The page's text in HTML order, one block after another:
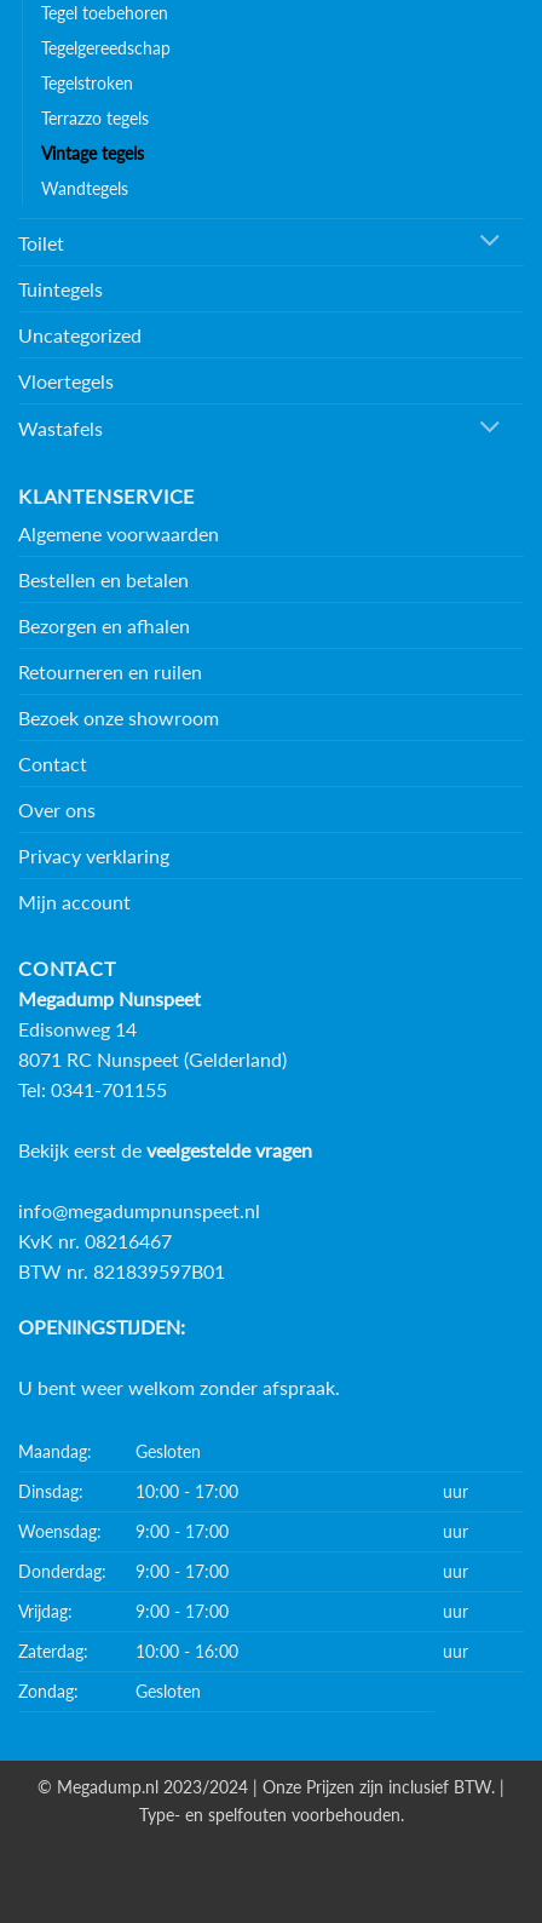
Tegel toebehoren
Tegelgereedschap
Tegelstroken
Terrazzo tegels
Vintage tegels
Wandtegels
Toilet
Tuintegels
Uncategorized
Vloertegels
Wastafels
KLANTENSERVICE
Algemene voorwaarden
Bestellen en betalen
Bezorgen en afhalen
Retourneren en ruilen
Bezoek onze showroom
Contact
Over ons
Privacy verklaring
Mijn account
CONTACT
Megadump Nunspeet
Edisonweg 14
8071 RC Nunspeet (Gelderland)
Tel: 0341-701155
Bekijk eerst de veelgestelde vragen
info@megadumpnunspeet.nl
KvK nr. 08216467
BTW nr. 821839597B01
OPENINGSTIJDEN:
U bent weer welkom zonder afspraak.
Maandag:
Gesloten
Dinsdag:
10:00 - 17:00
uur
Woensdag:
9:00 - 17:00
uur
Donderdag:
9:00 - 17:00
uur
Vrijdag:
9:00 - 17:00
uur
Zaterdag:
10:00 - 16:00
uur
Zondag:
Gesloten
© Megadump.nl 2023/2024 | Onze Prijzen zijn inclusief BTW. |
Type- en spelfouten voorbehouden.